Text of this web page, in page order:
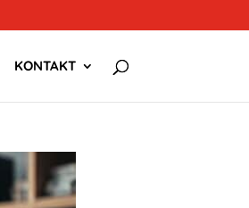
KONTAKT